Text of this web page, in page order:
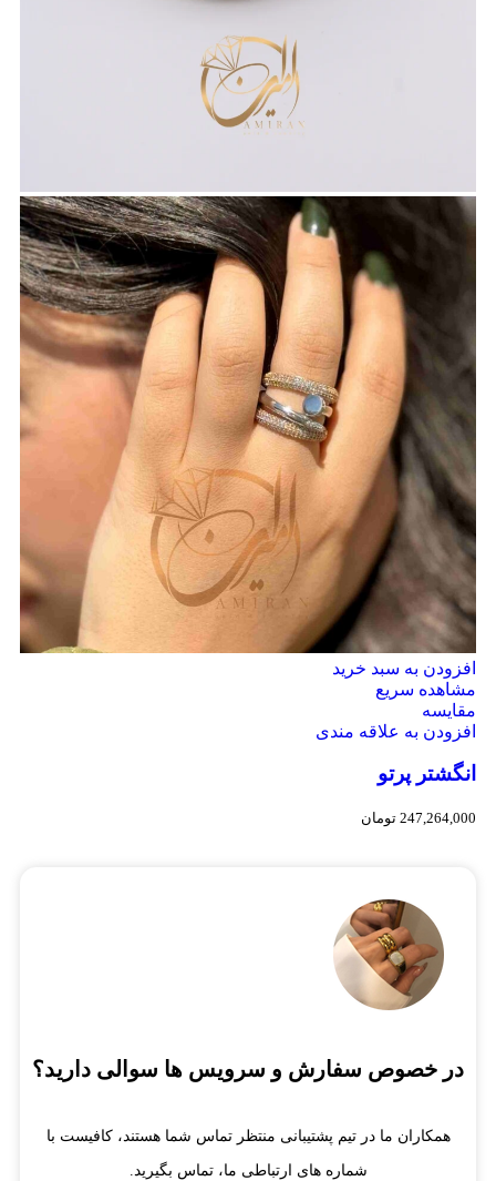
افزودن به سبد خرید
مشاهده سریع
مقایسه
افزودن به علاقه مندی
انگشتر پرتو
247,264,000 تومان
در خصوص سفارش و سرویس ها سوالی دارید؟
همکاران ما در تیم پشتیبانی منتظر تماس شما هستند، کافیست با
شماره های ارتباطی ما، تماس بگیرید.